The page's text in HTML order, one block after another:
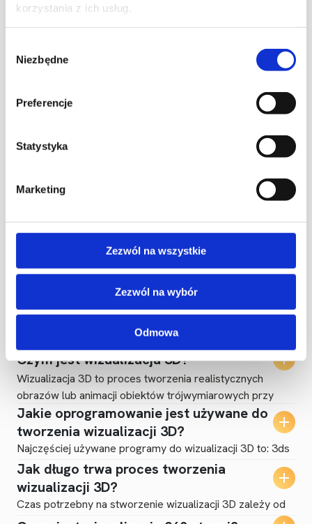
korzystania z ich usług.
zgody
Niezbędne
Preferencje
Statystyka
Marketing
Zezwól na wszystkie
Zezwól na wybór
Odmowa
Wizualizacje na stronę
Wizualizacja produktów na stronie internetowej polega na
przedstawiają produkty w atrakcyjny i szczegółowy
wyglądu i funkcji produktów, co może zwiększyć ich
zainteresowanie i chęć zakupu. Dobrze wykonane
zaufanie i profesjonalizm marki.
Często zadawane
Czym jest wizualizacja 3D?
Wizualizacja 3D to proces tworzenia realistycznych
obrazów lub animacji obiektów trójwymiarowych przy
użyciu oprogramowania komputerowego. Jest używana
do przedstawienia, jak obiekt będzie wyglądał w
rzeczywistości, zanim zostanie wyprodukowany lub
zbudowany.
Jakie oprogramowanie jest używane do
tworzenia wizualizacji 3D?
Najczęściej używane programy do wizualizacji 3D to: 3ds
Max Blender SketchUp z V-Ray Lumion Cinema 4D
Autodesk Revit Unreal Engine
Jak długo trwa proces tworzenia
wizualizacji 3D?
Czas potrzebny na stworzenie wizualizacji 3D zależy od
stopnia skomplikowania projektu. Proste wizualizacje